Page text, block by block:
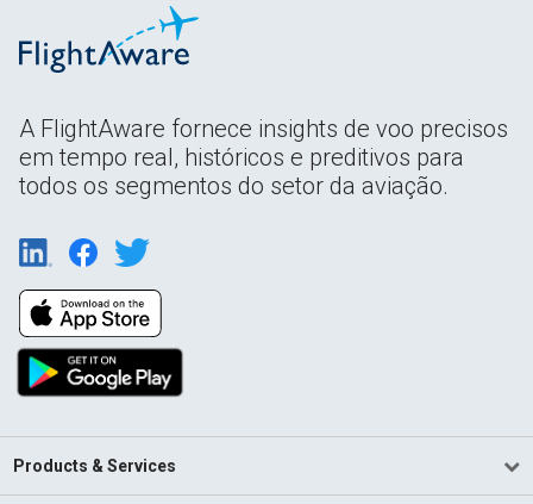
A FlightAware fornece insights de voo precisos
em tempo real, históricos e preditivos para
todos os segmentos do setor da aviação.
Products & Services